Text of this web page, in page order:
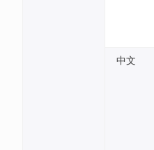
中文